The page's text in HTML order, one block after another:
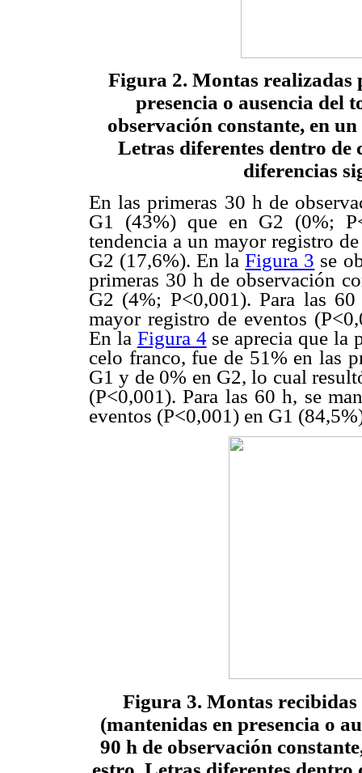
Figura 2. Montas realizadas
presencia o ausencia del
observación constante, en
Letras diferentes dentro de
diferencias
En las primeras 30 h de
G1 (43%) que en G2 (0%;
tendencia a un mayor registro
G2 (17,6%). En laFigura 3 se
primeras 30 h de observación
G2 (4%; P<0,001). Para las
mayor registro de eventos
En la Figura 4se aprecia que la
celo franco, fue de 51% en las
G1 y de 0% en G2, lo cual
(P<0,001). Para las 60 h, se
eventos (P<0,001) en G1
Figura 3. Montas recibidas
(mantenidas en presencia o
90 h de observación